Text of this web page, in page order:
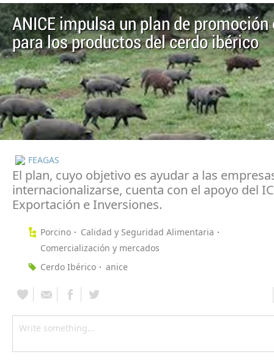
ANICE impulsa un plan de
para los productos del cerdo ibérico
FEAGAS
El plan, cuyo objetivo es ayudar a las
internacionalizarse, cuenta con el apoyo del
Exportación e Inversiones.
Porcino
Calidad y Seguridad Alimentaria
Comercialización y mercados
Cerdo Ibérico
anice